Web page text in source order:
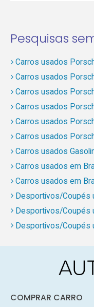
Pesquisas
Carros usados
Carros usados
Carros usados
Carros usados
Carros usados
Carros usados
Carros usados
Carros usados em
Carros usados em
Desportivos/Coupés
Desportivos/Coupés
Desportivos/Coupés
COMPRAR CARRO